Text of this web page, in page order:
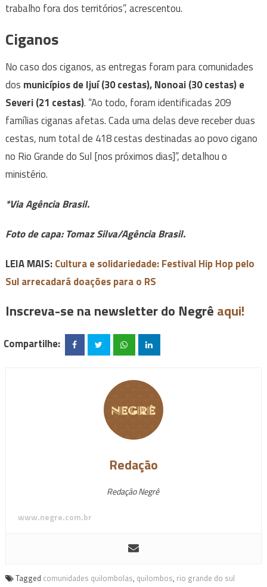
trabalho fora dos territórios”, acrescentou.
Ciganos
No caso dos ciganos, as entregas foram para comunidades
dos municípios de Ijuí (30 cestas), Nonoai (30 cestas) e
Severi (21 cestas). “Ao todo, foram identificadas 209
famílias ciganas afetas. Cada uma delas deve receber duas
cestas, num total de 418 cestas destinadas ao povo cigano
no Rio Grande do Sul [nos próximos dias]”, detalhou o
ministério.
*Via Agência Brasil.
Foto de capa: Tomaz Silva/Agência Brasil.
LEIA MAIS:Cultura e solidariedade: Festival Hip Hop pelo
Sul arrecadará doações para o RS
Inscreva-se na newsletter do Negrê aqui!
Compartilhe:
Redação
Redação Negrê
www.negre.com.br
Tagged comunidades quilombolas, quilombos, rio grande do sul